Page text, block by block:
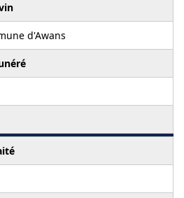
d'Awans